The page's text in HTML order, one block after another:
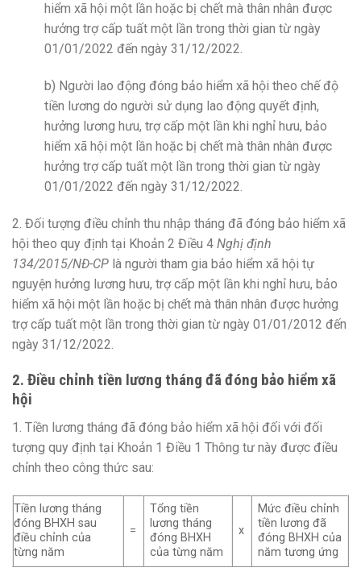
hiểm xã hội một lần hoặc bị chết mà thân nhân được
hưởng trợ cấp tuất một lần trong thời gian từ ngày
01/01/2022 đến ngày 31/12/2022.
b) Người lao động đóng bảo hiểm xã hội theo chế độ
tiền lương do người sử dụng lao động quyết định,
hưởng lương hưu, trợ cấp một lần khi nghỉ hưu, bảo
hiểm xã hội một lần hoặc bị chết mà thân nhân được
hưởng trợ cấp tuất một lần trong thời gian từ ngày
01/01/2022 đến ngày 31/12/2022.
2. Đối tượng điều chỉnh thu nhập tháng đã đóng bảo hiểm xã
hội theo quy định tại Khoản 2 Điều 4 Nghị định
134/2015/NĐ-CP là người tham gia bảo hiểm xã hội tự
nguyện hưởng lương hưu, trợ cấp một lần khi nghỉ hưu, bảo
hiểm xã hội một lần hoặc bị chết mà thân nhân được hưởng
trợ cấp tuất một lần trong thời gian từ ngày 01/01/2012 đến
ngày 31/12/2022.
2. Điều chỉnh tiền lương tháng đã đóng bảo hiểm xã
hội
1. Tiền lương tháng đã đóng bảo hiểm xã hội đối với đối
tượng quy định tại Khoản 1 Điều 1 Thông tư này được điều
chỉnh theo công thức sau:
Tiền lương tháng
đóng BHXH sau
điều chỉnh của
từng năm
=
Tổng tiền
lương tháng
đóng BHXH
của từng năm
x
Mức điều chỉnh
tiền lương đã
đóng BHXH của
năm tương ứng